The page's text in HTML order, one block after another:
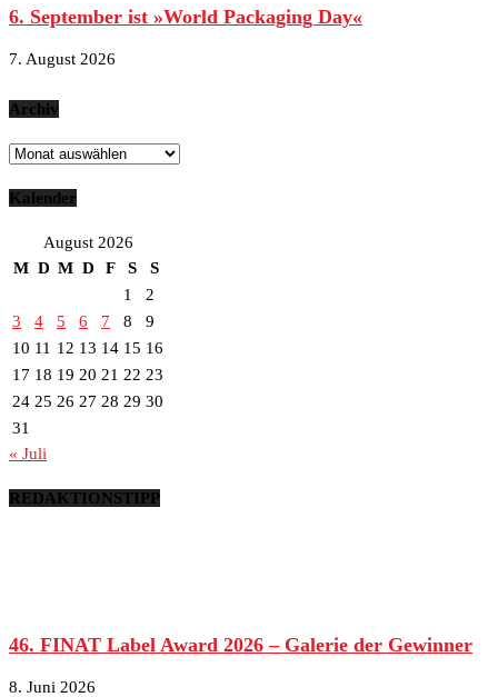
6. September ist »World Packaging Day«
7. August 2026
Archiv
Archiv
Kalender
August 2026
M D M D F S
S
1
2
3
4 5 6 7 8
9
10 11 12 13 14 15 16
17 18 19 20 21 22 23
24 25 26 27 28 29 30
31
« Juli
REDAKTIONSTIPP
46. FINAT Label Award 2026 – Galerie der Gewinner
8. Juni 2026